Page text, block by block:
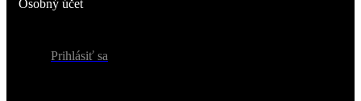
Osobný účet
Prihlásiť sa